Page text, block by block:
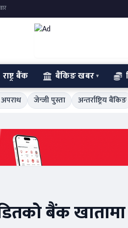
राष्ट्र बैंक बैंकिङ खबर
अपराध जेन्जी पुस्ता अन्तर्राष्ट्रिय बैंकिङ
बैंक